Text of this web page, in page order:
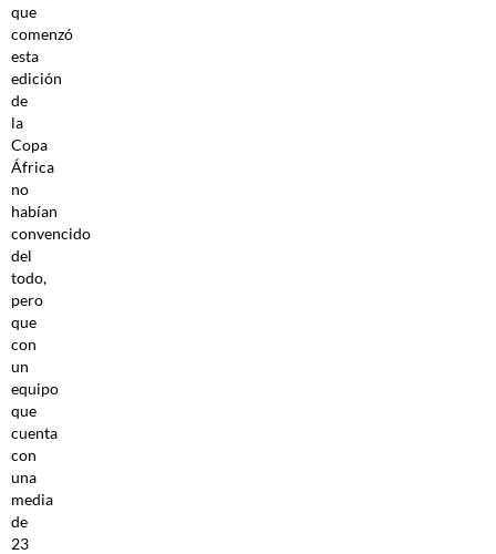
que
comenzó
esta
edición
de
la
Copa
África
no
habían
convencido
del
todo,
pero
que
con
un
equipo
que
cuenta
con
una
media
de
23